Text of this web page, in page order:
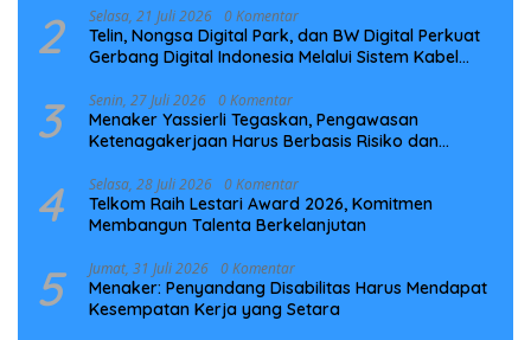
2 Selasa, 21 Juli 2026 0 Komentar
Telin, Nongsa Digital Park, dan BW Digital Perkuat
Gerbang Digital Indonesia Melalui Sistem Kabel
3 Senin, 27 Juli 2026 0 Komentar
Menaker Yassierli Tegaskan, Pengawasan
Ketenagakerjaan Harus Berbasis Risiko dan
4 Selasa, 28 Juli 2026 0 Komentar
Telkom Raih Lestari Award 2026, Komitmen
Membangun Talenta Berkelanjutan
5 Jumat, 31 Juli 2026 0 Komentar
Menaker: Penyandang Disabilitas Harus Mendapat
Kesempatan Kerja yang Setara